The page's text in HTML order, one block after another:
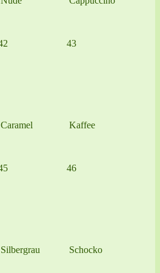
Caramel
43
Kaffee
Silbergrau
46
Schocko